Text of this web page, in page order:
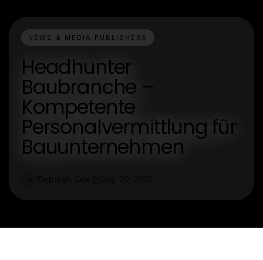
NEWS & MEDIA PUBLISHERS
Headhunter
Baubranche –
Kompetente
Personalvermittlung für
Bauunternehmen